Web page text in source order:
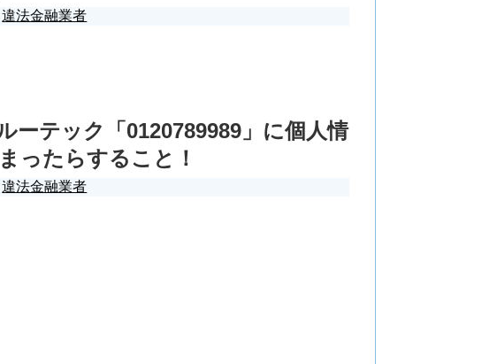
違法金融業者
ーテック「0120789989」に個人情
ったらすること！
違法金融業者